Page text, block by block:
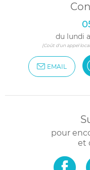
du lundi
(Coût d'un appel
EMAIL
pour
et